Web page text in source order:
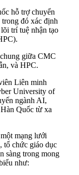
hỗ trợ chuyển
trong đó xác định
trí tuệ nhận tạo
giữa CMC
và HPC.
Liên minh
University of
ngành AI,
Quốc từ xa
mạng lưới
chức giáo dục
sàng trong mong
như: